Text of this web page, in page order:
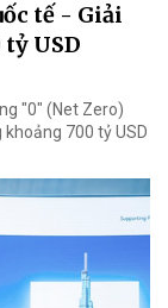
tế - Giải
USD
"0" (Net Zero)
700 tỷ USD